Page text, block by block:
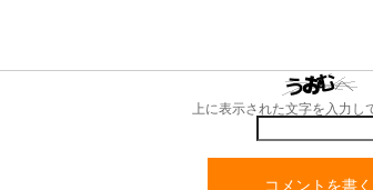
上に表示された文字を入力し